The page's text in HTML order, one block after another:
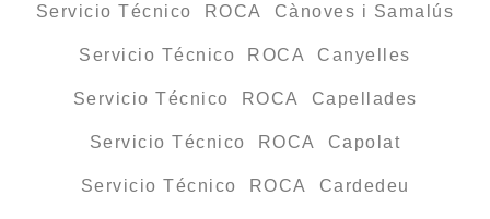
Servicio Técnico ROCA Cànoves i Samalús
Servicio Técnico ROCA Canyelles
Servicio Técnico ROCA Capellades
Servicio Técnico ROCA Capolat
Servicio Técnico ROCA Cardedeu